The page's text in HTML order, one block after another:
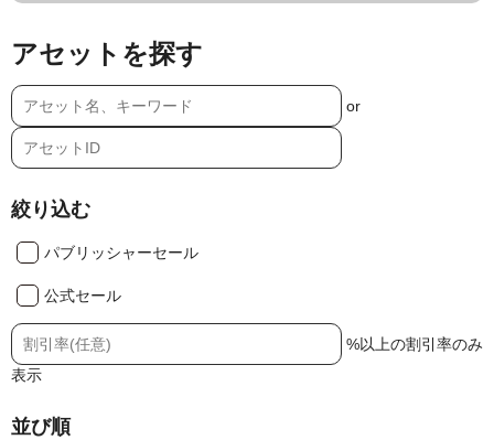
アセットを探す
or
絞り込む
パブリッシャーセール
公式セール
%以上の割引率のみ
表示
並び順